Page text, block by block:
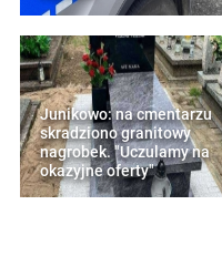
Junikowo: na cmentarzu
skradziono granitowy
nagrobek. "Uczulamy na
okazyjne oferty"